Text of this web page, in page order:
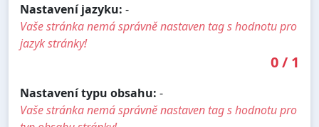
Nastavení jazyku: -
Vaše stránka nemá správně nastaven tag s hodnotu pro
jazyk stránky!
0/ 1
Nastavení typu obsahu: -
Vaše stránka nemá správně nastaven tag s hodnotu pro